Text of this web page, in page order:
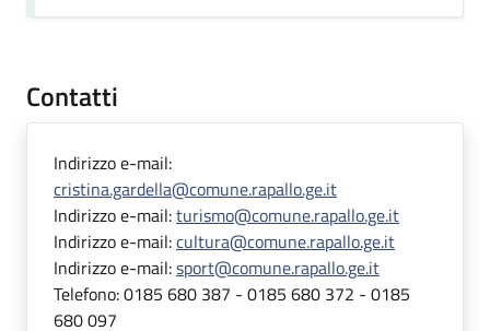
Contatti
Indirizzo e-mail:
cristina.gardella@comune.rapallo.ge.it
Indirizzo e-mail:turismo@comune.rapallo.ge.it
Indirizzo e-mail:cultura@comune.rapallo.ge.it
Indirizzo e-mail:sport@comune.rapallo.ge.it
Telefono:0185 680 387 - 0185 680 372 - 0185
680 097